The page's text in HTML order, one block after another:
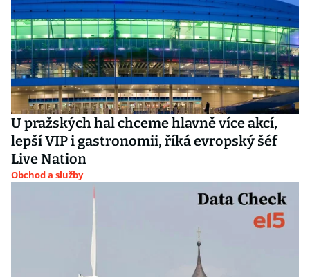
U pražských hal chceme hlavně více akcí,
lepší VIP i gastronomii, říká evropský šéf
Live Nation
Obchod a služby